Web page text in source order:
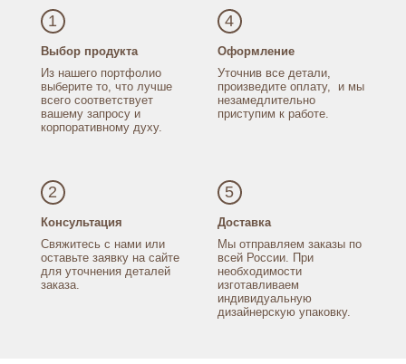
1
Выбор продукта
Из нашего портфолио
выберите то, что лучше
всего соответствует
вашему запросу и
корпоративному духу.
2
Консультация
Свяжитесь с нами или
оставьте заявку на сайте
для уточнения деталей
заказа.
4
Оформление
Уточнив все детали,
произведите оплату,
и мы
незамедлительно
приступим к работе.
5
Доставка
Мы отправляем заказы по
всей России. При
необходимости
изготавливаем
индивидуальную
дизайнерскую упаковку.